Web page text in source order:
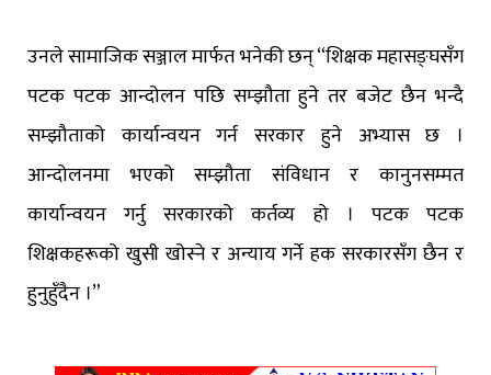
उनले सामाजिक सञ्जाल मार्फत भनेकी छन् “शिक्षक महासङ्घसँग
पटक पटक आन्दोलन पछि सम्झौता हुने तर बजेट छैन भन्दै
सम्झौताको कार्यान्वयन गर्न सरकार हुने अभ्यास छ ।
आन्दोलनमा भएको सम्झौता संविधान र कानुनसम्मत
कार्यान्वयन गर्नु सरकारको कर्तव्य हो । पटक पटक
शिक्षकहरूको खुसी खोस्ने र अन्याय गर्ने हक सरकारसँग छैन र
हुनुहुँदैन ।”